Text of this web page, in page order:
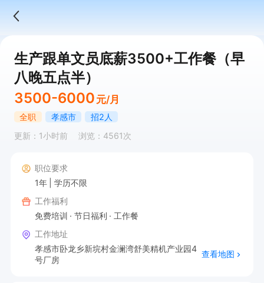
生产跟单文员底薪3500+工作餐（早
八晚五点半）
3500-6000 元/月
全职 孝感市
招2人
更新：1小时前
浏览：4561次
职位要求
1年
学历不限
工作福利
免费培训
节日福利
工作餐
工作地址
孝感市卧龙乡新垸村金澜湾舒美精机产业园4
号厂房
查看地图